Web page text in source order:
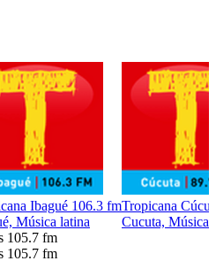
Ibagué 106.3 fm
Música latina
Tropicana
Cucuta, Música
105.7 fm
105.7 fm